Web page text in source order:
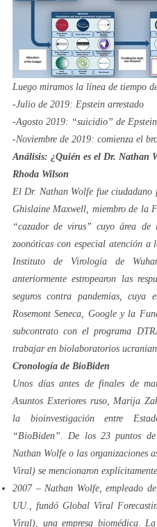
Luego miramos la línea de tiempo
-Julio de 2019: Epstein arrestado
-Agosto 2019: “suicidio” de Epstein
-Noviembre de 2019: comienza el
Análisis: ¿Quién es el Dr. Nathan
Rhoda Wilson
El Dr. Nathan Wolfe fue
Ghislaine Maxwell, miembro de la
“cazador de virus” cuyo área de
zoonóticas con especial atención
Instituto de Virología de
anteriormente estropearon las
seguros contra pandemias, cuya
Rosemont Seneca, Google y la
subcontrato con el programa
trabajar en biolaboratorios
Cronología de BioBiden
Unos días antes de finales de
Asuntos Exteriores ruso, Marija
la bioinvestigación entre
“BioBiden”. De los 23 puntos
Nathan Wolfe o las organizaciones
Viral) se mencionaron
2007 – Nathan Wolfe, empleado
UU., fundó Global Viral
Viral), una empresa biomédica.